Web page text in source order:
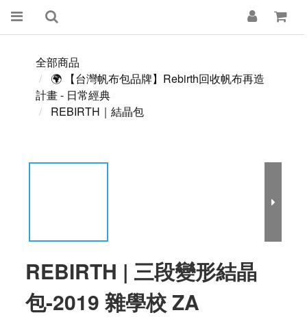
全部商品
🌍 【台灣帆布包品牌】Rebirth回收帆布再造
計畫 - 日常經典
REBIRTH｜結晶包
REBIRTH | 三段變形結晶
包-2019 雜學校 ZA